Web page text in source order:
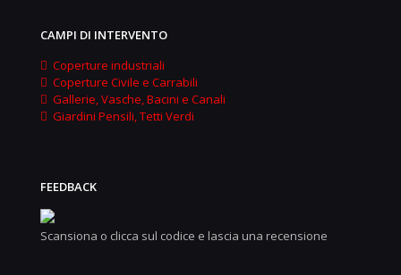
CAMPI DI INTERVENTO
Coperture industriali
Coperture Civile e Carrabili
Gallerie, Vasche, Bacini e Canali
Giardini Pensili, Tetti Verdi
FEEDBACK
Scansiona o clicca sul codice e lascia una recensione